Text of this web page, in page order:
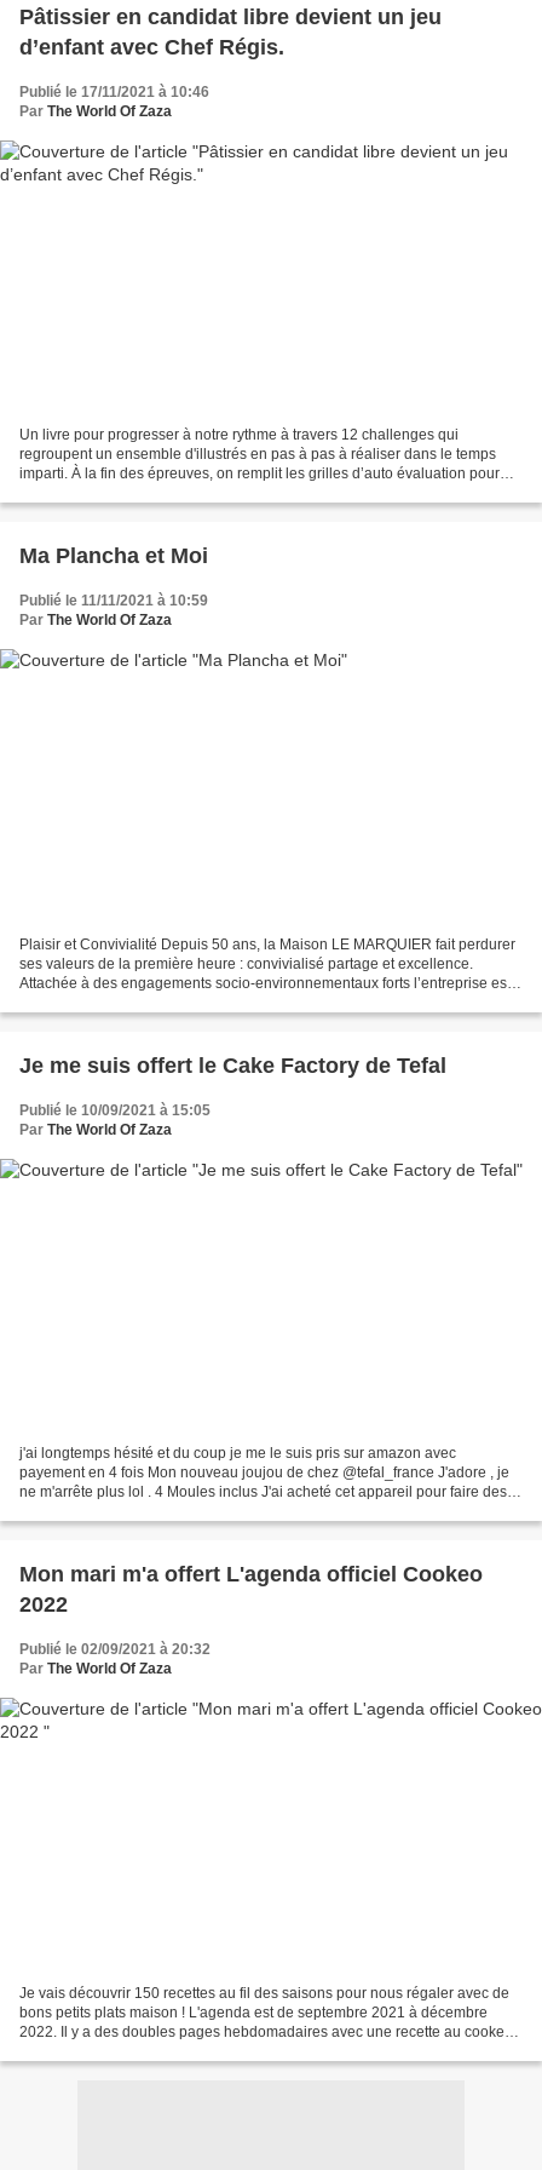
Pâtissier en candidat libre devient un jeu
d’enfant avec Chef Régis.
Publié le 17/11/2021 à 10:46
Par The World Of Zaza
Un livre pour progresser à notre rythme à travers 12 challenges qui
regroupent un ensemble d'illustrés en pas à pas à réaliser dans le temps
imparti. À la fin des épreuves, on remplit les grilles d’auto évaluation pour
Ma Plancha et Moi
Publié le 11/11/2021 à 10:59
Par The World Of Zaza
Plaisir et Convivialité Depuis 50 ans, la Maison LE MARQUIER fait perdurer
ses valeurs de la première heure : convivialisé partage et excellence.
Attachée à des engagements socio-environnementaux forts l’entreprise est
Je me suis offert le Cake Factory de Tefal
Publié le 10/09/2021 à 15:05
Par The World Of Zaza
j'ai longtemps hésité et du coup je me le suis pris sur amazon avec
payement en 4 fois Mon nouveau joujou de chez @tefal_france J'adore , je
ne m'arrête plus lol . 4 Moules inclus J'ai acheté cet appareil pour faire des
Mon mari m'a offert L'agenda officiel Cookeo
2022
Publié le 02/09/2021 à 20:32
Par The World Of Zaza
Je vais découvrir 150 recettes au fil des saisons pour nous régaler avec de
bons petits plats maison ! L'agenda est de septembre 2021 à décembre
2022. Il y a des doubles pages hebdomadaires avec une recette au cookeo